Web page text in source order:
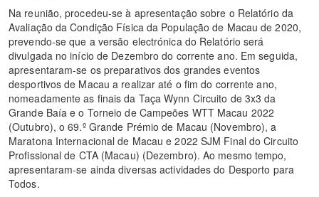
Na reunião, procedeu-se à apresentação sobre o Relatório da
Avaliação da Condição Física da População de Macau de 2020,
prevendo-se que a versão electrónica do Relatório será
divulgada no início de Dezembro do corrente ano. Em seguida,
apresentaram-se os preparativos dos grandes eventos
desportivos de Macau a realizar até o fim do corrente ano,
nomeadamente as finais da Taça Wynn Circuito de 3x3 da
Grande Baía e o Torneio de Campeões WTT Macau 2022
(Outubro), o 69.º Grande Prémio de Macau (Novembro), a
Maratona Internacional de Macau e 2022 SJM Final do Circuito
Profissional de CTA (Macau) (Dezembro). Ao mesmo tempo,
apresentaram-se ainda diversas actividades do Desporto para
Todos.